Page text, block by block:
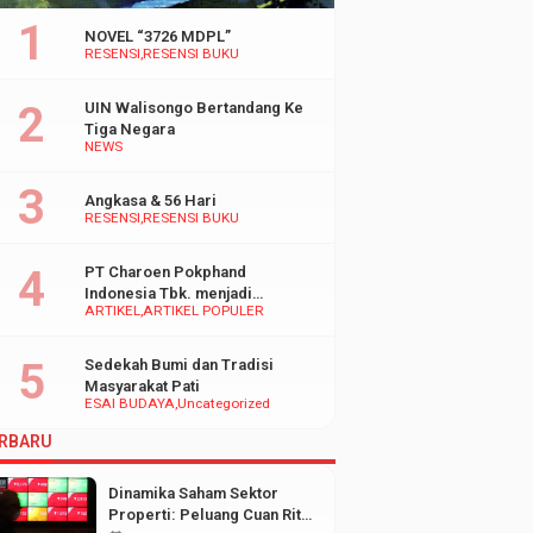
RESENSI RESENSI BUKU
NOVEL “3726 MDPL”
NEWS
UIN Walisongo Bertandang Ke
Tiga Negara
RESENSI RESENSI BUKU
Angkasa & 56 Hari
ARTIKELARTIKEL POPULER
PT Charoen Pokphand
Indonesia Tbk. menjadi
inspirasi Bagi UMKM di
ESAI BUDAYAUncategorized
Sedekah Bumi dan Tradisi
Masyarakat Pati
Dinamika Saham Sektor
Properti: Peluang Cuan Ritel